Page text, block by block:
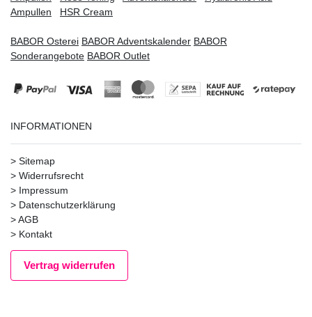
Ampullen
HSR Cream
BABOR Osterei BABOR Adventskalender BABOR
Sonderangebote BABOR Outlet
INFORMATIONEN
> Sitemap
> Widerrufsrecht
> Impressum
> Datenschutzerklärung
>AGB
> Kontakt
Vertrag widerrufen